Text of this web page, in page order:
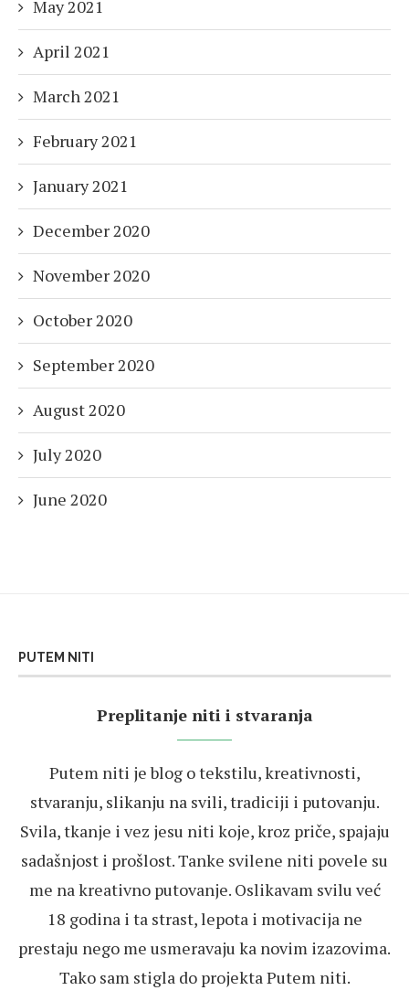
May 2021
April 2021
March 2021
February 2021
January 2021
December 2020
November 2020
October 2020
September 2020
August 2020
July 2020
June 2020
PUTEM NITI
Preplitanje niti i stvaranja
Putem niti je blog o tekstilu, kreativnosti,
stvaranju, slikanju na svili, tradiciji i putovanju.
Svila, tkanje i vez jesu niti koje, kroz priče, spajaju
sadašnjost i prošlost. Tanke svilene niti povele su
me na kreativno putovanje. Oslikavam svilu već
18 godina i ta strast, lepota i motivacija ne
prestaju nego me usmeravaju ka novim izazovima.
Tako sam stigla do projekta Putem niti.